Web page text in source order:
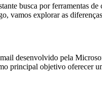
busca por ferramentas
vamos explorar as
desenvolvido pela
principal objetivo oferecer